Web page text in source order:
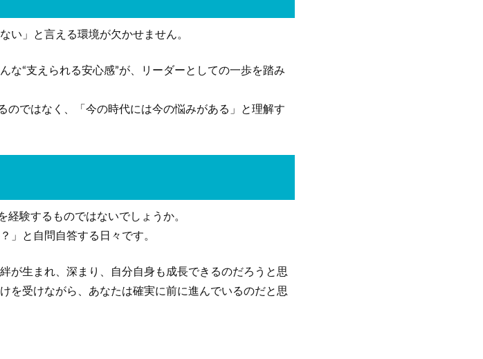
い」と言える環境が欠かせません。
な“支えられる安心感”が、リーダーとしての一歩を踏み
ではなく、「今の時代には今の悩みがある」と理解す
経験するものではないでしょうか。
」と自問自答する日々です。
が生まれ、深まり、自分自身も成長できるのだろうと思
を受けながら、あなたは確実に前に進んでいるのだと思